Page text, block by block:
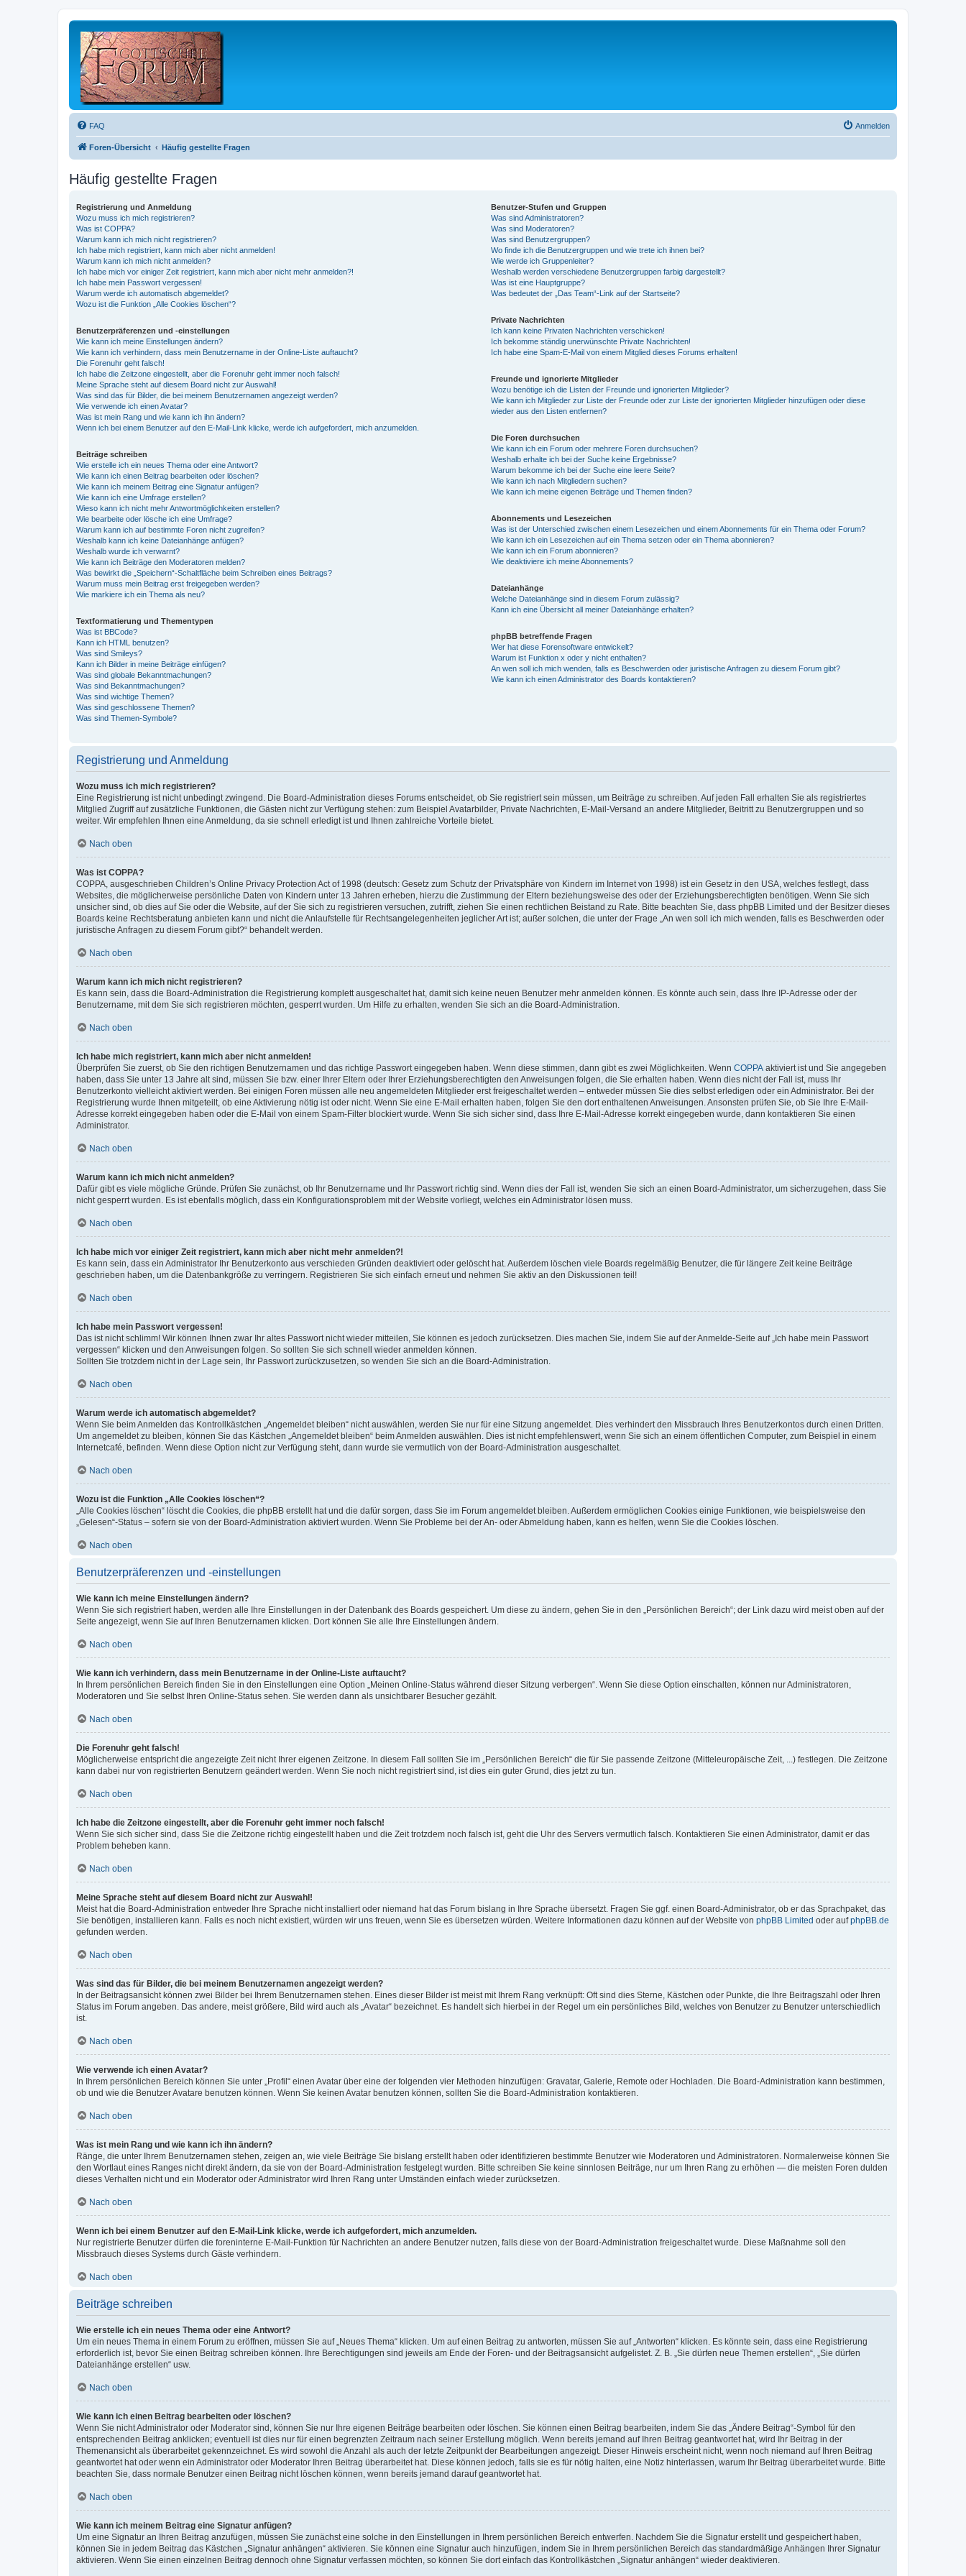
FAQ Anmelden
Foren-Übersicht Häufig gestellte Fragen
Häufig gestellte Fragen
Registrierung und Anmeldung
Wozu muss ich mich registrieren?
Was ist COPPA?
Warum kann ich mich nicht registrieren?
Ich habe mich registriert, kann mich aber nicht anmelden!
Warum kann ich mich nicht anmelden?
Ich habe mich vor einiger Zeit registriert, kann mich aber nicht mehr anmelden?!
Ich habe mein Passwort vergessen!
Warum werde ich automatisch abgemeldet?
Wozu ist die Funktion „Alle Cookies löschen“?
Benutzerpräferenzen und -einstellungen
Wie kann ich meine Einstellungen ändern?
Wie kann ich verhindern, dass mein Benutzername in der Online-Liste auftaucht?
Die Forenuhr geht falsch!
Ich habe die Zeitzone eingestellt, aber die Forenuhr geht immer noch falsch!
Meine Sprache steht auf diesem Board nicht zur Auswahl!
Was sind das für Bilder, die bei meinem Benutzernamen angezeigt werden?
Wie verwende ich einen Avatar?
Was ist mein Rang und wie kann ich ihn ändern?
Wenn ich bei einem Benutzer auf den E-Mail-Link klicke, werde ich aufgefordert, mich anzumelden.
Beiträge schreiben
Wie erstelle ich ein neues Thema oder eine Antwort?
Wie kann ich einen Beitrag bearbeiten oder löschen?
Wie kann ich meinem Beitrag eine Signatur anfügen?
Wie kann ich eine Umfrage erstellen?
Wieso kann ich nicht mehr Antwortmöglichkeiten erstellen?
Wie bearbeite oder lösche ich eine Umfrage?
Warum kann ich auf bestimmte Foren nicht zugreifen?
Weshalb kann ich keine Dateianhänge anfügen?
Weshalb wurde ich verwarnt?
Wie kann ich Beiträge den Moderatoren melden?
Was bewirkt die „Speichern“-Schaltfläche beim Schreiben eines Beitrags?
Warum muss mein Beitrag erst freigegeben werden?
Wie markiere ich ein Thema als neu?
Textformatierung und Thementypen
Was ist BBCode?
Kann ich HTML benutzen?
Was sind Smileys?
Kann ich Bilder in meine Beiträge einfügen?
Was sind globale Bekanntmachungen?
Was sind Bekanntmachungen?
Was sind wichtige Themen?
Was sind geschlossene Themen?
Was sind Themen-Symbole?
Benutzer-Stufen und Gruppen
Was sind Administratoren?
Was sind Moderatoren?
Was sind Benutzergruppen?
Wo finde ich die Benutzergruppen und wie trete ich ihnen bei?
Wie werde ich Gruppenleiter?
Weshalb werden verschiedene Benutzergruppen farbig dargestellt?
Was ist eine Hauptgruppe?
Was bedeutet der „Das Team“-Link auf der Startseite?
Private Nachrichten
Ich kann keine Privaten Nachrichten verschicken!
Ich bekomme ständig unerwünschte Private Nachrichten!
Ich habe eine Spam-E-Mail von einem Mitglied dieses Forums erhalten!
Freunde und ignorierte Mitglieder
Wozu benötige ich die Listen der Freunde und ignorierten Mitglieder?
Wie kann ich Mitglieder zur Liste der Freunde oder zur Liste der ignorierten Mitglieder hinzufügen oder diese
wieder aus den Listen entfernen?
Die Foren durchsuchen
Wie kann ich ein Forum oder mehrere Foren durchsuchen?
Weshalb erhalte ich bei der Suche keine Ergebnisse?
Warum bekomme ich bei der Suche eine leere Seite?
Wie kann ich nach Mitgliedern suchen?
Wie kann ich meine eigenen Beiträge und Themen finden?
Abonnements und Lesezeichen
Was ist der Unterschied zwischen einem Lesezeichen und einem Abonnements für ein Thema oder Forum?
Wie kann ich ein Lesezeichen auf ein Thema setzen oder ein Thema abonnieren?
Wie kann ich ein Forum abonnieren?
Wie deaktiviere ich meine Abonnements?
Dateianhänge
Welche Dateianhänge sind in diesem Forum zulässig?
Kann ich eine Übersicht all meiner Dateianhänge erhalten?
phpBB betreffende Fragen
Wer hat diese Forensoftware entwickelt?
Warum ist Funktion x oder y nicht enthalten?
An wen soll ich mich wenden, falls es Beschwerden oder juristische Anfragen zu diesem Forum gibt?
Wie kann ich einen Administrator des Boards kontaktieren?
Registrierung und Anmeldung
Wozu muss ich mich registrieren?
Eine Registrierung ist nicht unbedingt zwingend. Die Board-Administration dieses Forums entscheidet, ob Sie registriert sein müssen, um Beiträge zu schreiben. Auf jeden Fall erhalten Sie als registriertes
Mitglied Zugriff auf zusätzliche Funktionen, die Gästen nicht zur Verfügung stehen: zum Beispiel Avatarbilder, Private Nachrichten, E-Mail-Versand an andere Mitglieder, Beitritt zu Benutzergruppen und so
weiter. Wir empfehlen Ihnen eine Anmeldung, da sie schnell erledigt ist und Ihnen zahlreiche Vorteile bietet.
Nach oben
Was ist COPPA?
COPPA, ausgeschrieben Children’s Online Privacy Protection Act of 1998 (deutsch: Gesetz zum Schutz der Privatsphäre von Kindern im Internet von 1998) ist ein Gesetz in den USA, welches festlegt, dass
Websites, die möglicherweise persönliche Daten von Kindern unter 13 Jahren erheben, hierzu die Zustimmung der Eltern beziehungsweise des oder der Erziehungsberechtigten benötigen. Wenn Sie sich
unsicher sind, ob dies auf Sie oder die Website, auf der Sie sich zu registrieren versuchen, zutrifft, ziehen Sie einen rechtlichen Beistand zu Rate. Bitte beachten Sie, dass phpBB Limited und der Besitzer dieses
Boards keine Rechtsberatung anbieten kann und nicht die Anlaufstelle für Rechtsangelegenheiten jeglicher Art ist; außer solchen, die unter der Frage „An wen soll ich mich wenden, falls es Beschwerden oder
juristische Anfragen zu diesem Forum gibt?“ behandelt werden.
Nach oben
Warum kann ich mich nicht registrieren?
Es kann sein, dass die Board-Administration die Registrierung komplett ausgeschaltet hat, damit sich keine neuen Benutzer mehr anmelden können. Es könnte auch sein, dass Ihre IP-Adresse oder der
Benutzername, mit dem Sie sich registrieren möchten, gesperrt wurden. Um Hilfe zu erhalten, wenden Sie sich an die Board-Administration.
Nach oben
Ich habe mich registriert, kann mich aber nicht anmelden!
Überprüfen Sie zuerst, ob Sie den richtigen Benutzernamen und das richtige Passwort eingegeben haben. Wenn diese stimmen, dann gibt es zwei Möglichkeiten. Wenn COPPA aktiviert ist und Sie angegeben
haben, dass Sie unter 13 Jahre alt sind, müssen Sie bzw. einer Ihrer Eltern oder Ihrer Erziehungsberechtigten den Anweisungen folgen, die Sie erhalten haben. Wenn dies nicht der Fall ist, muss Ihr
Benutzerkonto vielleicht aktiviert werden. Bei einigen Foren müssen alle neu angemeldeten Mitglieder erst freigeschaltet werden – entweder müssen Sie dies selbst erledigen oder ein Administrator. Bei der
Registrierung wurde Ihnen mitgeteilt, ob eine Aktivierung nötig ist oder nicht. Wenn Sie eine E-Mail erhalten haben, folgen Sie den dort enthaltenen Anweisungen. Ansonsten prüfen Sie, ob Sie Ihre E-Mail-
Adresse korrekt eingegeben haben oder die E-Mail von einem Spam-Filter blockiert wurde. Wenn Sie sich sicher sind, dass Ihre E-Mail-Adresse korrekt eingegeben wurde, dann kontaktieren Sie einen
Administrator.
Nach oben
Warum kann ich mich nicht anmelden?
Dafür gibt es viele mögliche Gründe. Prüfen Sie zunächst, ob Ihr Benutzername und Ihr Passwort richtig sind. Wenn dies der Fall ist, wenden Sie sich an einen Board-Administrator, um sicherzugehen, dass Sie
nicht gesperrt wurden. Es ist ebenfalls möglich, dass ein Konfigurationsproblem mit der Website vorliegt, welches ein Administrator lösen muss.
Nach oben
Ich habe mich vor einiger Zeit registriert, kann mich aber nicht mehr anmelden?!
Es kann sein, dass ein Administrator Ihr Benutzerkonto aus verschieden Gründen deaktiviert oder gelöscht hat. Außerdem löschen viele Boards regelmäßig Benutzer, die für längere Zeit keine Beiträge
geschrieben haben, um die Datenbankgröße zu verringern. Registrieren Sie sich einfach erneut und nehmen Sie aktiv an den Diskussionen teil!
Nach oben
Ich habe mein Passwort vergessen!
Das ist nicht schlimm! Wir können Ihnen zwar Ihr altes Passwort nicht wieder mitteilen, Sie können es jedoch zurücksetzen. Dies machen Sie, indem Sie auf der Anmelde-Seite auf „Ich habe mein Passwort
vergessen“ klicken und den Anweisungen folgen. So sollten Sie sich schnell wieder anmelden können.
Sollten Sie trotzdem nicht in der Lage sein, Ihr Passwort zurückzusetzen, so wenden Sie sich an die Board-Administration.
Nach oben
Warum werde ich automatisch abgemeldet?
Wenn Sie beim Anmelden das Kontrollkästchen „Angemeldet bleiben“ nicht auswählen, werden Sie nur für eine Sitzung angemeldet. Dies verhindert den Missbrauch Ihres Benutzerkontos durch einen Dritten.
Um angemeldet zu bleiben, können Sie das Kästchen „Angemeldet bleiben“ beim Anmelden auswählen. Dies ist nicht empfehlenswert, wenn Sie sich an einem öffentlichen Computer, zum Beispiel in einem
Internetcafé, befinden. Wenn diese Option nicht zur Verfügung steht, dann wurde sie vermutlich von der Board-Administration ausgeschaltet.
Nach oben
Wozu ist die Funktion „Alle Cookies löschen“?
„Alle Cookies löschen“ löscht die Cookies, die phpBB erstellt hat und die dafür sorgen, dass Sie im Forum angemeldet bleiben. Außerdem ermöglichen Cookies einige Funktionen, wie beispielsweise den
„Gelesen“-Status – sofern sie von der Board-Administration aktiviert wurden. Wenn Sie Probleme bei der An- oder Abmeldung haben, kann es helfen, wenn Sie die Cookies löschen.
Nach oben
Benutzerpräferenzen und -einstellungen
Wie kann ich meine Einstellungen ändern?
Wenn Sie sich registriert haben, werden alle Ihre Einstellungen in der Datenbank des Boards gespeichert. Um diese zu ändern, gehen Sie in den „Persönlichen Bereich“; der Link dazu wird meist oben auf der
Seite angezeigt, wenn Sie auf Ihren Benutzernamen klicken. Dort können Sie alle Ihre Einstellungen ändern.
Nach oben
Wie kann ich verhindern, dass mein Benutzername in der Online-Liste auftaucht?
In Ihrem persönlichen Bereich finden Sie in den Einstellungen eine Option „Meinen Online-Status während dieser Sitzung verbergen“. Wenn Sie diese Option einschalten, können nur Administratoren,
Moderatoren und Sie selbst Ihren Online-Status sehen. Sie werden dann als unsichtbarer Besucher gezählt.
Nach oben
Die Forenuhr geht falsch!
Möglicherweise entspricht die angezeigte Zeit nicht Ihrer eigenen Zeitzone. In diesem Fall sollten Sie im „Persönlichen Bereich“ die für Sie passende Zeitzone (Mitteleuropäische Zeit, ...) festlegen. Die Zeitzone
kann dabei nur von registrierten Benutzern geändert werden. Wenn Sie noch nicht registriert sind, ist dies ein guter Grund, dies jetzt zu tun.
Nach oben
Ich habe die Zeitzone eingestellt, aber die Forenuhr geht immer noch falsch!
Wenn Sie sich sicher sind, dass Sie die Zeitzone richtig eingestellt haben und die Zeit trotzdem noch falsch ist, geht die Uhr des Servers vermutlich falsch. Kontaktieren Sie einen Administrator, damit er das
Problem beheben kann.
Nach oben
Meine Sprache steht auf diesem Board nicht zur Auswahl!
Meist hat die Board-Administration entweder Ihre Sprache nicht installiert oder niemand hat das Forum bislang in Ihre Sprache übersetzt. Fragen Sie ggf. einen Board-Administrator, ob er das Sprachpaket, das
Sie benötigen, installieren kann. Falls es noch nicht existiert, würden wir uns freuen, wenn Sie es übersetzen würden. Weitere Informationen dazu können auf der Website von phpBB Limited oder aufphpBB.de
gefunden werden.
Nach oben
Was sind das für Bilder, die bei meinem Benutzernamen angezeigt werden?
In der Beitragsansicht können zwei Bilder bei Ihrem Benutzernamen stehen. Eines dieser Bilder ist meist mit Ihrem Rang verknüpft: Oft sind dies Sterne, Kästchen oder Punkte, die Ihre Beitragszahl oder Ihren
Status im Forum angeben. Das andere, meist größere, Bild wird auch als „Avatar“ bezeichnet. Es handelt sich hierbei in der Regel um ein persönliches Bild, welches von Benutzer zu Benutzer unterschiedlich
ist.
Nach oben
Wie verwende ich einen Avatar?
In Ihrem persönlichen Bereich können Sie unter „Profil“ einen Avatar über eine der folgenden vier Methoden hinzufügen: Gravatar, Galerie, Remote oder Hochladen. Die Board-Administration kann bestimmen,
ob und wie die Benutzer Avatare benutzen können. Wenn Sie keinen Avatar benutzen können, sollten Sie die Board-Administration kontaktieren.
Nach oben
Was ist mein Rang und wie kann ich ihn ändern?
Ränge, die unter Ihrem Benutzernamen stehen, zeigen an, wie viele Beiträge Sie bislang erstellt haben oder identifizieren bestimmte Benutzer wie Moderatoren und Administratoren. Normalerweise können Sie
den Wortlaut eines Ranges nicht direkt ändern, da sie von der Board-Administration festgelegt wurden. Bitte schreiben Sie keine sinnlosen Beiträge, nur um Ihren Rang zu erhöhen — die meisten Foren dulden
dieses Verhalten nicht und ein Moderator oder Administrator wird Ihren Rang unter Umständen einfach wieder zurücksetzen.
Nach oben
Wenn ich bei einem Benutzer auf den E-Mail-Link klicke, werde ich aufgefordert, mich anzumelden.
Nur registrierte Benutzer dürfen die foreninterne E-Mail-Funktion für Nachrichten an andere Benutzer nutzen, falls diese von der Board-Administration freigeschaltet wurde. Diese Maßnahme soll den
Missbrauch dieses Systems durch Gäste verhindern.
Nach oben
Beiträge schreiben
Wie erstelle ich ein neues Thema oder eine Antwort?
Um ein neues Thema in einem Forum zu eröffnen, müssen Sie auf „Neues Thema“ klicken. Um auf einen Beitrag zu antworten, müssen Sie auf „Antworten“ klicken. Es könnte sein, dass eine Registrierung
erforderlich ist, bevor Sie einen Beitrag schreiben können. Ihre Berechtigungen sind jeweils am Ende der Foren- und der Beitragsansicht aufgelistet. Z. B. „Sie dürfen neue Themen erstellen“, „Sie dürfen
Dateianhänge erstellen“ usw.
Nach oben
Wie kann ich einen Beitrag bearbeiten oder löschen?
Wenn Sie nicht Administrator oder Moderator sind, können Sie nur Ihre eigenen Beiträge bearbeiten oder löschen. Sie können einen Beitrag bearbeiten, indem Sie das „Ändere Beitrag“-Symbol für den
entsprechenden Beitrag anklicken; eventuell ist dies nur für einen begrenzten Zeitraum nach seiner Erstellung möglich. Wenn bereits jemand auf Ihren Beitrag geantwortet hat, wird Ihr Beitrag in der
Themenansicht als überarbeitet gekennzeichnet. Es wird sowohl die Anzahl als auch der letzte Zeitpunkt der Bearbeitungen angezeigt. Dieser Hinweis erscheint nicht, wenn noch niemand auf Ihren Beitrag
geantwortet hat oder wenn ein Administrator oder Moderator Ihren Beitrag überarbeitet hat. Diese können jedoch, falls sie es für nötig halten, eine Notiz hinterlassen, warum Ihr Beitrag überarbeitet wurde. Bitte
beachten Sie, dass normale Benutzer einen Beitrag nicht löschen können, wenn bereits jemand darauf geantwortet hat.
Nach oben
Wie kann ich meinem Beitrag eine Signatur anfügen?
Um eine Signatur an Ihren Beitrag anzufügen, müssen Sie zunächst eine solche in den Einstellungen in Ihrem persönlichen Bereich entwerfen. Nachdem Sie die Signatur erstellt und gespeichert haben,
können Sie in jedem Beitrag das Kästchen „Signatur anhängen“ aktivieren. Sie können eine Signatur auch hinzufügen, indem Sie in Ihrem persönlichen Bereich das standardmäßige Anhängen Ihrer Signatur
aktivieren. Wenn Sie einen einzelnen Beitrag dennoch ohne Signatur verfassen möchten, so können Sie dort einfach das Kontrollkästchen „Signatur anhängen“ wieder deaktivieren.